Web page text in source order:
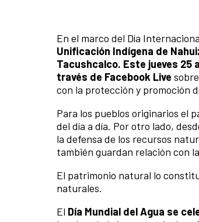
En el marco del Día
Unificación Indígena de
Tacushcalco. Este jueves 25
través de Facebook Live
con la protección y promoción
Para los pueblos originarios el
del día a día. Por otro lado,
la defensa de los recursos
también guardan relación con
El patrimonio natural lo
naturales.
El Día Mundial del Agua se